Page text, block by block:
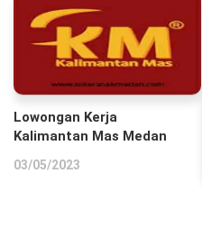
Lowongan Kerja
Kalimantan Mas Medan
03/05/2023